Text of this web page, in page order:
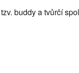
buddy a tvůrčí